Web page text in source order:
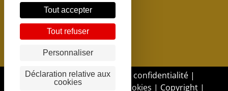
Tout accepter
Tout refuser
Personnaliser
Déclaration relative aux
cookies
DGSI - 2017 |Politique de confidentialité |
Politique d'utilisation des cookies | Copyright |